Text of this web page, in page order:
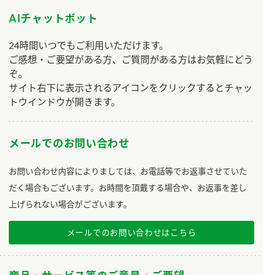
AIチャットボット
24時間いつでもご利用いただけます。
ご感想・ご要望がある方、ご質問がある方はお気軽にどう
ぞ。
サイト右下に表示されるアイコンをクリックするとチャッ
トウインドウが開きます。
メールでのお問い合わせ
お問い合わせ内容によりましては、お電話等でお返事させていた
だく場合もございます。お時間を頂戴する場合や、お返事を差し
上げられない場合がございます。
メールでのお問い合わせはこちら